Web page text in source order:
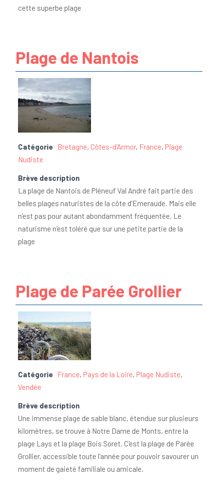
cette superbe plage
Plage de Nantois
Catégorie Bretagne, Côtes-d'Armor, France, Plage
Nudiste
Brève description
La plage de Nantois de Pléneuf Val André fait partie des
belles plages naturistes de la côte d’Emeraude. Mais elle
n’est pas pour autant abondamment fréquentée. Le
naturisme n’est toléré que sur une petite partie de la
plage
Plage de Parée Grollier
Catégorie France, Pays de la Loire, Plage Nudiste,
Vendée
Brève description
Une immense plage de sable blanc, étendue sur plusieurs
kilomètres, se trouve à Notre Dame de Monts, entre la
plage Lays et la plage Bois Soret. C'est la plage de Parée
Grollier, accessible toute l'année pour pouvoir savourer un
moment de gaieté familiale ou amicale.